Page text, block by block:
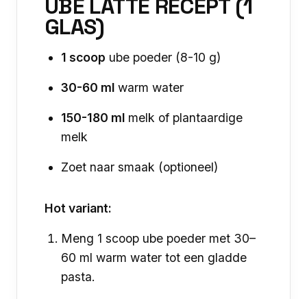
UBE LATTE RECEPT (1
GLAS)
1 scoop ube poeder (8-10 g)
30-60 ml warm water
150-180 ml melk of plantaardige
melk
Zoet naar smaak (optioneel)
Hot variant:
Meng 1 scoop ube poeder met 30–
60 ml warm water tot een gladde
pasta.